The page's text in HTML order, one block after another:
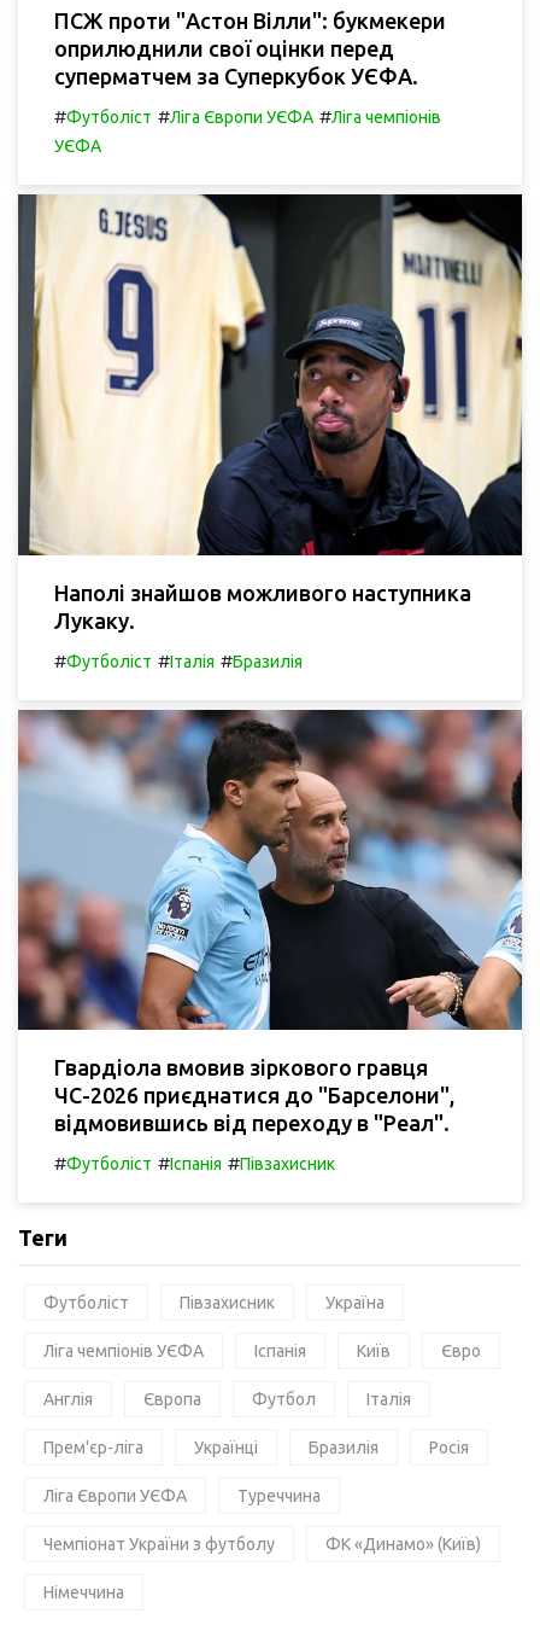
ПСЖ проти "Астон Вілли": букмекери
оприлюднили свої оцінки перед
суперматчем за Суперкубок УЄФА.
#Футболіст #Ліга Європи УЄФА #Ліга чемпіонів
УЄФА
Наполі знайшов можливого наступника
Лукаку.
#Футболіст #Італія #Бразилія
Гвардіола вмовив зіркового гравця
ЧС-2026 приєднатися до "Барселони",
відмовившись від переходу в "Реал".
#Футболіст #Іспанія #Півзахисник
Теги
Футболіст Півзахисник Україна
Ліга чемпіонів УЄФА Іспанія Київ Євро
Англія Європа Футбол Італія
Прем'єр-ліга Українці Бразилія Росія
Ліга Європи УЄФА Туреччина
Чемпіонат України з футболу ФК «Динамо» (Київ)
Німеччина